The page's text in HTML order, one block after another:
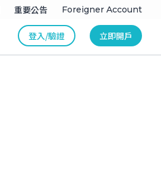
重要公告 Foreigner Account
登入/驗證 立即開戶